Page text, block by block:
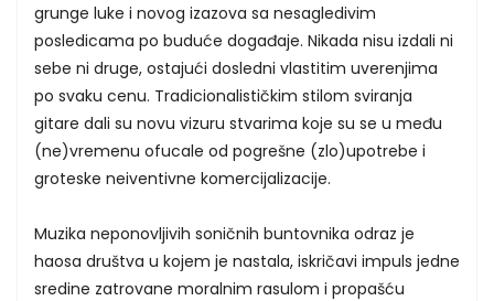
grunge luke i novog izazova sa nesagledivim
posledicama po buduće događaje. Nikada nisu izdali ni
sebe ni druge, ostajući dosledni vlastitim uverenjima
po svaku cenu. Tradicionalističkim stilom sviranja
gitare dali su novu vizuru stvarima koje su se u među
(ne)vremenu ofucale od pogrešne (zlo)upotrebe i
groteske neiventivne komercijalizacije.
Muzika neponovljivih soničnih buntovnika odraz je
haosa društva u kojem je nastala, iskričavi impuls jedne
sredine zatrovane moralnim rasulom i propašću